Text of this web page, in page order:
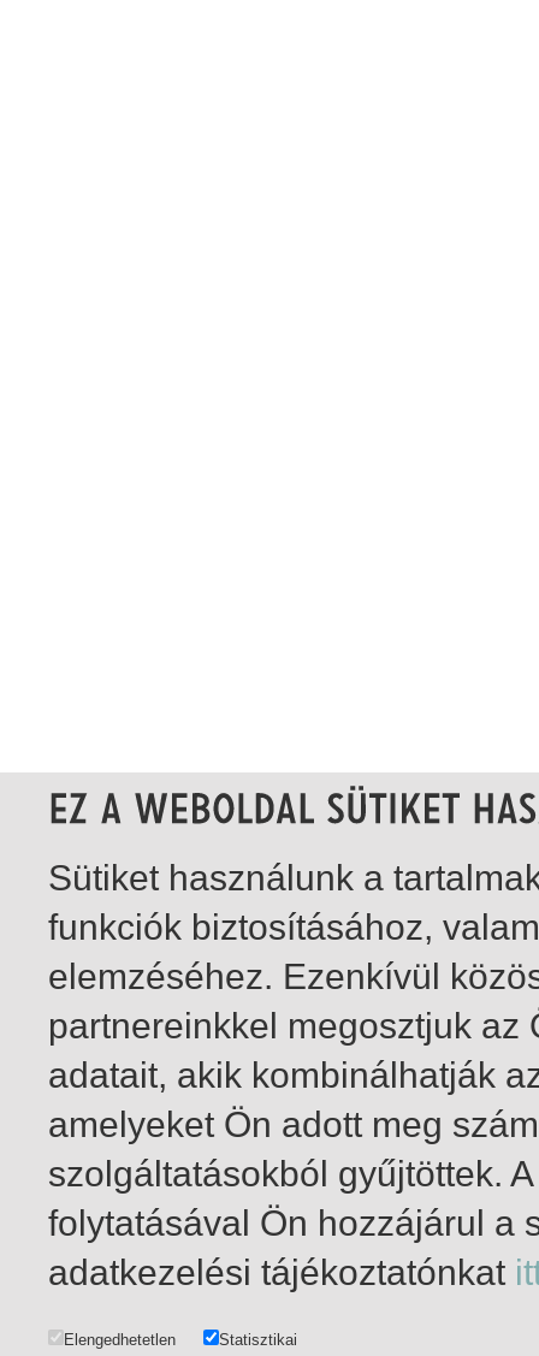
1-20 / összesen 26 találat
Sütiket használunk a
funkciók biztosításához,
elemzéséhez. Ezenkívül
partnereinkkel megosztjuk
adatait, akik kombinálhatják
amelyeket Ön adott meg
szolgáltatásokból gyűjtöttek.
folytatásával Ön hozzájárul a
adatkezelési tájékoztatónkat
Elengedhetetlen Statisztikai